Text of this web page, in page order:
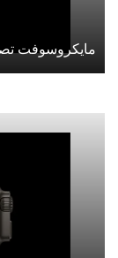
مايكروسوفت